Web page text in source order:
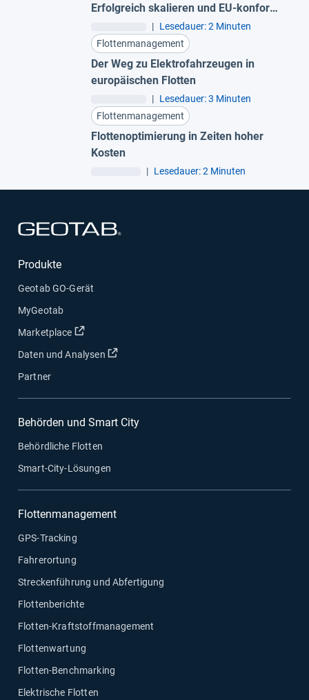
Erfolgreich skalieren und EU-konform
| Lesedauer: 2 Minuten
Flottenmanagement
Der Weg zu Elektrofahrzeugen in
europäischen Flotten
| Lesedauer: 3 Minuten
Flottenmanagement
Flottenoptimierung in Zeiten hoher
Kosten
| Lesedauer: 2 Minuten
Produkte
Geotab GO-Gerät
MyGeotab
Marketplace
In neuem Fenster öffnen
Daten und Analysen In neuem Fenster öffnen
Partner
Behörden und Smart City
Behördliche Flotten
Smart-City-Lösungen
Flottenmanagement
GPS-Tracking
Fahrerortung
Streckenführung und Abfertigung
Flottenberichte
Flotten-Kraftstoffmanagement
Flottenwartung
Flotten-Benchmarking
Elektrische Flotten